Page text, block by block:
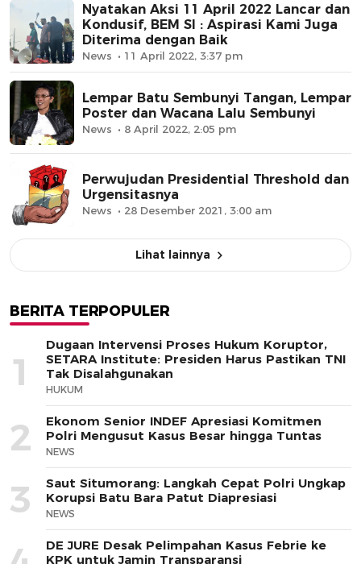
Nyatakan Aksi 11 April 2022 Lancar dan
Kondusif, BEM SI : Aspirasi Kami Juga
Diterima dengan Baik
News 11 April 2022, 3:37 pm
Lempar Batu Sembunyi Tangan, Lempar
Poster dan Wacana Lalu Sembunyi
News 8 April 2022, 2:05 pm
Perwujudan Presidential Threshold dan
Urgensitasnya
News 28 Desember 2021, 3:00 am
Lihat lainnya
BERITA TERPOPULER
1
Dugaan Intervensi Proses Hukum Koruptor,
SETARA Institute: Presiden Harus Pastikan TNI
Tak Disalahgunakan
HUKUM
2
Ekonom Senior INDEF Apresiasi Komitmen
Polri Mengusut Kasus Besar hingga Tuntas
NEWS
3
Saut Situmorang: Langkah Cepat Polri Ungkap
Korupsi Batu Bara Patut Diapresiasi
NEWS
DE JURE Desak Pelimpahan Kasus Febrie ke
KPK untuk Jamin Transparansi